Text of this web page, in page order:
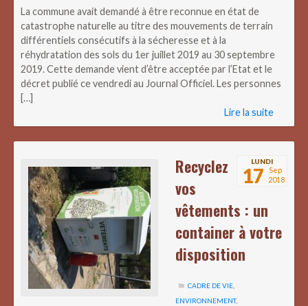
La commune avait demandé à être reconnue en état de
catastrophe naturelle au titre des mouvements de terrain
différentiels consécutifs à la sécheresse et à la
réhydratation des sols du 1er juillet 2019 au 30 septembre
2019. Cette demande vient d’être acceptée par l’Etat et le
décret publié ce vendredi au Journal Officiel. Les personnes
[…]
Lire la suite
LUNDI
17
Sep
2018
Recyclez
vos
vêtements : un
container à votre
disposition
CADRE DE VIE
ENVIRONNEMENT,